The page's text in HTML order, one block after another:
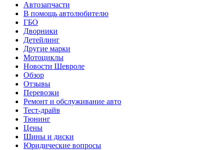
Автозапчасти
В помощь автолюбителю
ГБО
Дворники
Детейлинг
Другие марки
Мотоциклы
Новости Шевроле
Обзор
Отзывы
Перевозки
Ремонт и обслуживание авто
Тест-драйв
Тюнинг
Цены
Шины и диски
Юридические вопросы